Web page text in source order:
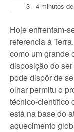
3 - 4 minutos
Hoje enfrentam-
referencia à
como um grande
disposição do
pode dispôr de
olhar permitu o
técnico-científico
está na base do
aquecimento